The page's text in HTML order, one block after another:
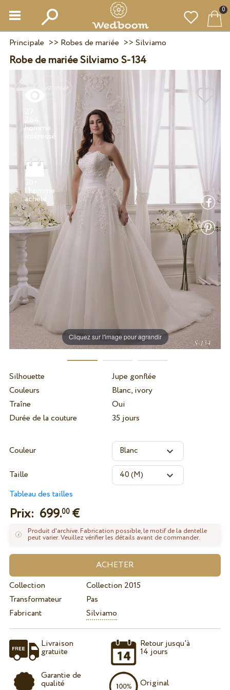
0
Principale >> Robes de mariée >> Silviamo
Robe de mariée Silviamo S-134
Cliquez sur l'image pour agrandir
homme
l'homme
Silhouette
Jupe gonflée
Couleurs
Blanc, ivory
Traîne
Oui
Durée de la couture
35 jours
Couleur
Taille
Tableau des tailles
Prix: 699.00€
Produit d'archive. Fabrication possible, le motif de la dentelle
peut varier. Veuillez vérifier les détails avant de commander.
Collection
Collection 2015
Transformateur
Pas
Fabricant
Silviamo
Livraison
gratuite
Garantie de
qualité
Retour jusqu'à
14 jours
Original